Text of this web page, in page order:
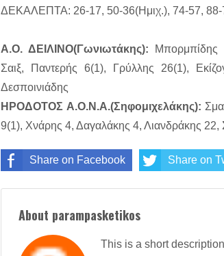
ΔΕΚΑΛΕΠΤΑ: 26-17, 50-36(Hμιχ.), 74-57, 88-
Α.Ο. ΔΕΙΛΙΝΟ(Γωνιωτάκης): Μπορμπίδης
Σαιξ, Παντερής 6(1), Γρύλλης 26(1),
Δεσποινιάδης
ΗΡΟΔΟΤΟΣ Α.Ο.Ν.Α.(Σηφομιχελάκης):
9(1), Χνάρης 4, Δαγαλάκης 4, Λιανδράκης 22,
Share on Facebook Share on
About parampasketikos
This is a short